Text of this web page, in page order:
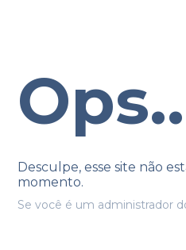
Desculpe, esse site não
momento.
Se você é um administrador